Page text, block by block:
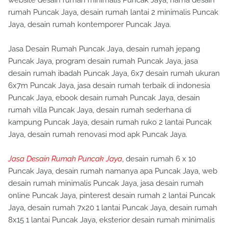
rumah Puncak Jaya, desain rumah lantai 2 minimalis Puncak
Jaya, desain rumah kontemporer Puncak Jaya.
Jasa Desain Rumah Puncak Jaya, desain rumah jepang
Puncak Jaya, program desain rumah Puncak Jaya, jasa
desain rumah ibadah Puncak Jaya, 6x7 desain rumah ukuran
6x7m Puncak Jaya, jasa desain rumah terbaik di indonesia
Puncak Jaya, ebook desain rumah Puncak Jaya, desain
rumah villa Puncak Jaya, desain rumah sederhana di
kampung Puncak Jaya, desain rumah ruko 2 lantai Puncak
Jaya, desain rumah renovasi mod apk Puncak Jaya.
Jasa Desain Rumah Puncak Jaya, desain rumah 6 x 10
Puncak Jaya, desain rumah namanya apa Puncak Jaya, web
desain rumah minimalis Puncak Jaya, jasa desain rumah
online Puncak Jaya, pinterest desain rumah 2 lantai Puncak
Jaya, desain rumah 7x20 1 lantai Puncak Jaya, desain rumah
8x15 1 lantai Puncak Jaya, eksterior desain rumah minimalis